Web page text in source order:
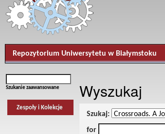
Repozytorium Uniwersytetu w Białymstoku
Szukanie zaawansowane
Zespoły i Kolekcje
Wyszukaj
Szukaj:
for